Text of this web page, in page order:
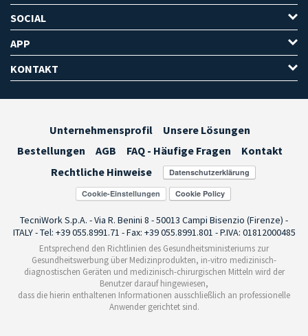
SOCIAL
APP
KONTAKT
Unternehmensprofil
Unsere Lösungen
Bestellungen
AGB FAQ - Häufige Fragen
Kontakt
Rechtliche Hinweise
Cookie-Einstellungen
TecniWork S.p.A. - Via R. Benini 8 - 50013 Campi Bisenzio (Firenze) -
ITALY - Tel: +39 055.8991.71 - Fax: +39 055.8991.801 - P.IVA: 01812000485
Entsprechend den Richtlinien des Gesundheitsministeriums zur
Gesundheitswerbung über Medizinprodukten, in-vitro medizinisch-
diagnostischen Geräten und medizinisch-chirurgischen Mitteln wird der
Benutzer darauf hingewiesen,
dass die hierin enthaltenen Informationen ausschließlich an professionelle
Anwender gerichtet sind.